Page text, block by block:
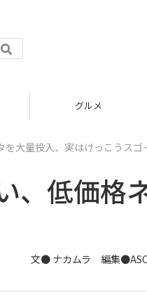
グルメ
大量投入、実はけっこうスゴ
、低価格
文● ナカムラ 編集